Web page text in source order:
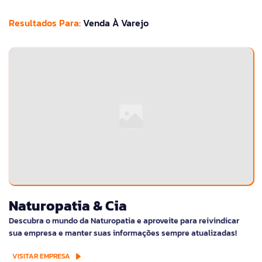
Resultados Para:Venda À Varejo
Naturopatia & Cia
Descubra o mundo da Naturopatia e aproveite para reivindicar
sua empresa e manter suas informações sempre atualizadas!
VISITAR EMPRESA